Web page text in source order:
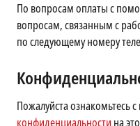
По вопросам оплаты с
вопросам, связанным с
по следующему номеру
Пожалуйста ознакомьтесь